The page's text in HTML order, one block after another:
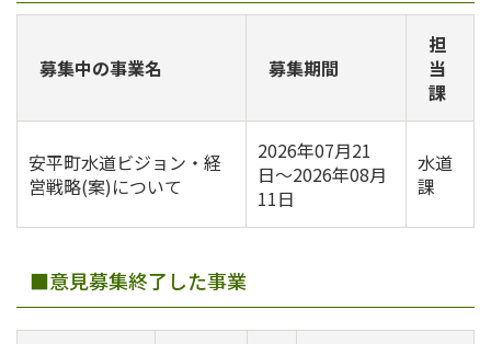
募集中の事業名 募集期間
担
当
課
安平町水道ビジョン・経
営戦略(案)について
2026年07月21
日〜2026年08月
11日
水道
課
■意見募集終了した事業